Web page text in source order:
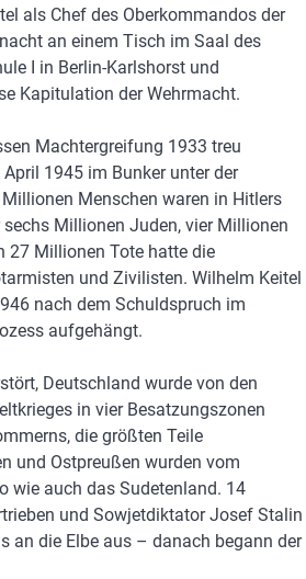
als Chef des Oberkommandos der
an einem Tisch im Saal des
I in Berlin-Karlshorst und
Kapitulation der Wehrmacht.
Machtergreifung 1933 treu
1945 im Bunker unter der
Menschen waren in Hitlers
Millionen Juden, vier Millionen
27 Millionen Tote hatte die
und Zivilisten. Wilhelm Keitel
nach dem Schuldspruch im
aufgehängt.
Deutschland wurde von den
in vier Besatzungszonen
die größten Teile
und Ostpreußen wurden vom
wie auch das Sudetenland. 14
und Sowjetdiktator Josef Stalin
an die Elbe aus – danach begann der